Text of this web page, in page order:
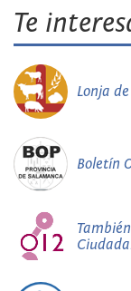
Te
Lonja
Boletín